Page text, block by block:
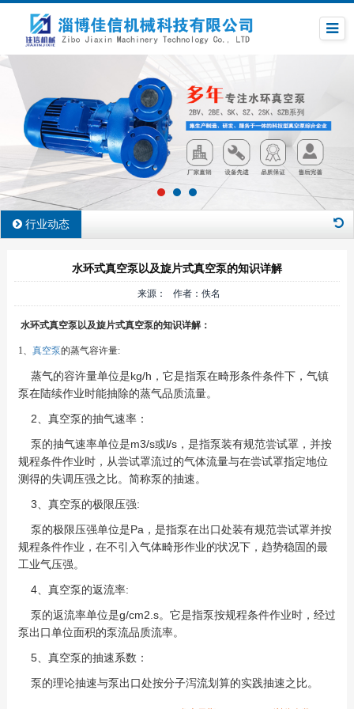
行业动态
水环式真空泵以及旋片式真空泵的知识详解
来源： 作者：佚名
水环式真空泵以及旋片式真空泵的知识详解：
1、 真空泵的蒸气容许量:
蒸气的容许量单位是kg/h，它是指泵在畸形条件条件下，气镇
泵在陆续作业时能抽除的蒸气品质流量。
2、真空泵的抽气速率：
泵的抽气速率单位是m3/s或l/s，是指泵装有规范尝试罩，并按
规程条件作业时，从尝试罩流过的气体流量与在尝试罩指定地位
测得的失调压强之比。简称泵的抽速。
3、真空泵的极限压强:
泵的极限压强单位是Pa，是指泵在出口处装有规范尝试罩并按
规程条件作业，在不引入气体畸形作业的状况下，趋势稳固的最
工业气压强。
4、真空泵的返流率:
泵的返流率单位是g/cm2.s。它是指泵按规程条件作业时，经过
泵出口单位面积的泵流品质流率。
5、真空泵的抽速系数：
泵的理论抽速与泵出口处按分子泻流划算的实践抽速之比。